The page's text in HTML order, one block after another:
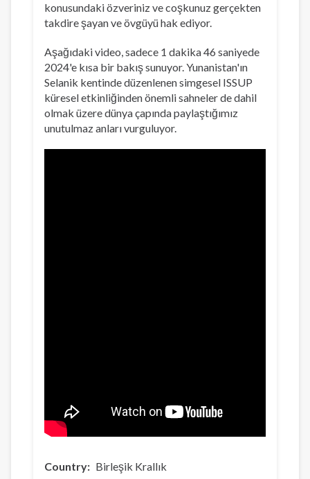
konusundaki özveriniz ve coşkunuz gerçekten
takdire şayan ve övgüyü hak ediyor.
Aşağıdaki video, sadece 1 dakika 46 saniyede
2024'e kısa bir bakış sunuyor. Yunanistan'ın
Selanik kentinde düzenlenen simgesel ISSUP
küresel etkinliğinden önemli sahneler de dahil
olmak üzere dünya çapında paylaştığımız
unutulmaz anları vurguluyor.
Country
Birleşik Krallık